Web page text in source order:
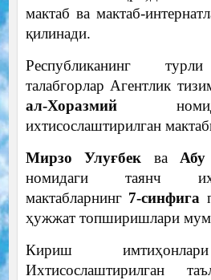
мактаб ва мактаб-
қилинади.
Республиканинг
талабгорлар Агентлик
ал-Хоразмий
ихтисослаштирилган
Мирзо Улуғбек ва
номидаги таянч
мактабларнинг 7-синфига
ҳужжат топширишлари
Кириш
Ихтисослаштирилган